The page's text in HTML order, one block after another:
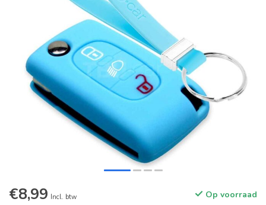
€8,99 Incl. btw Op voorraad